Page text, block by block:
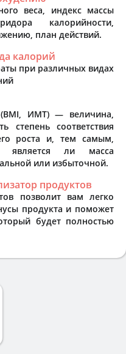
веса, индекс массы
калорийности,
план действий.
калорий
при различных видах
ИМТ) — величина,
степень соответствия
роста и, тем самым,
является ли масса
или избыточной.
продуктов
позволит вам легко
продукта и поможет
будет полностью